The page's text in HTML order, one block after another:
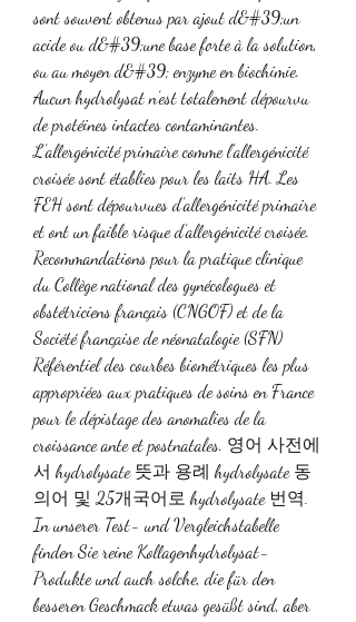
sont souvent obtenus par ajout d&#39;un
acide ou d&#39;une base forte à la solution,
ou au moyen d&#39; enzyme en biochimie.
Aucun hydrolysat n’est totalement dépourvu
de protéines intactes contaminantes.
L’allergénicité primaire comme l’allergénicité
croisée sont établies pour les laits HA. Les
FEH sont dépourvues d’allergénicité primaire
et ont un faible risque d’allergénicité croisée.
Recommandations pour la pratique clinique
du Collège national des gynécologues et
obstétriciens français (CNGOF) et de la
Société française de néonatalogie (SFN)
Référentiel des courbes biométriques les plus
appropriées aux pratiques de soins en France
pour le dépistage des anomalies de la
croissance ante et postnatales. 영어 사전에
서 hydrolysate 뜻과 용례 hydrolysate 동
의어 및 25개국어로 hydrolysate 번역.
In unserer Test- und Vergleichstabelle
finden Sie reine Kollagenhydrolysat-
Produkte und auch solche, die für den
besseren Geschmack etwas gesüßt sind, aber